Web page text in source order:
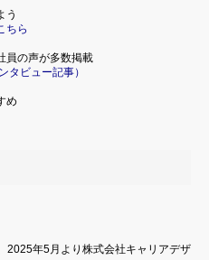
う
ちら
員の声が多数掲載
タビュー記事）
め
2025年5月より株式会社キャリアデザ